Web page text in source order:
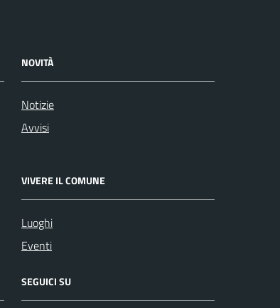
NOVITÀ
Notizie
Avvisi
VIVERE IL COMUNE
Luoghi
Eventi
SEGUICI SU